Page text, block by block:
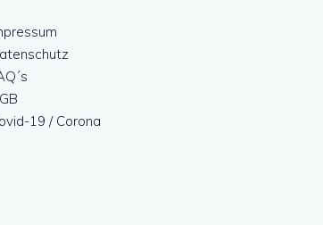
19 / Corona